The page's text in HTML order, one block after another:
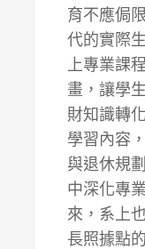
育不應侷
代的實際
上專業課
畫，讓學
財知識轉
學習內容
與退休規
中深化專
來，系上
長照據點